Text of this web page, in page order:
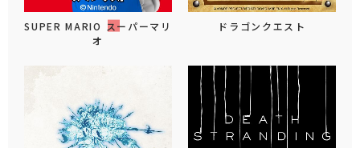
SUPER MARIO スーパーマリ
オ
ドラゴンクエスト